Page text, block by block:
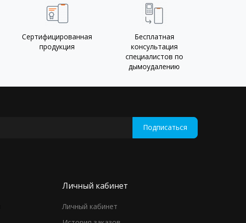
Сертифицированная
продукция
Бесплатная
консультация
специалистов по
дымоудалению
Подписаться
Личный кабинет
Личный кабинет